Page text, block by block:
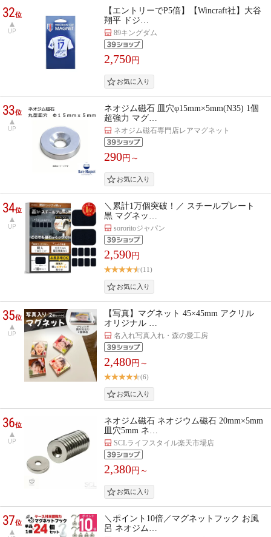
32位
UP
【エントリーでP5倍】【Wincraft社】大谷
翔平 ドジ…
89キングダム
2,750円
33位
UP
ネオジム磁石 皿穴φ15mm×5mm(N35) 1個
超強力 マグ…
ネオジム磁石専門店レアマグネット
290円～
34位
UP
＼累計1万個突破！／ スチールプレート
黒 マグネッ…
sororitoジャパン
2,590円
(11)
35位
UP
【写真】マグネット 45×45mm アクリル
オリジナル …
名入れ写真入れ・森の愛工房
2,480円～
(6)
36位
UP
ネオジム磁石 ネオジウム磁石 20mm×5mm
皿穴5mm ネ…
SCLライフスタイル楽天市場店
2,380円～
37位
＼ポイント10倍／マグネットフック お風
呂 ネオジム…